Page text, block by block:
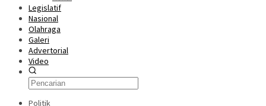
Legislatif
Nasional
Olahraga
Galeri
Advertorial
Video
Politik